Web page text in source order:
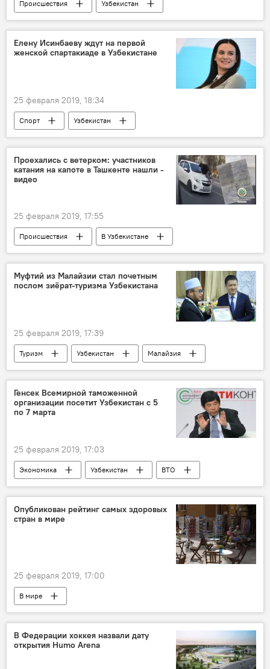
Происшествия
Узбекистан
Казахстан
Саратовская область
ДТП
гибель
Елену Исинбаеву ждут на первой
женской спартакиаде в Узбекистане
25 февраля 2019, 18:34
Спорт
Узбекистан
Национальный Олимпийский комитет Узбекистана
Проехались с ветерком: участников
катания на капоте в Ташкенте нашли -
видео
25 февраля 2019, 17:55
Происшествия В Узбекистане
Муфтий из Малайзии стал почетным
послом зиёрат-туризма Узбекистана
25 февраля 2019, 17:39
Туризм Узбекистан
Малайзия
Куала-Лумпур
Генсек Всемирной таможенной
организации посетит Узбекистан с 5
по 7 марта
25 февраля 2019, 17:03
Экономика Узбекистан
ВТО
Политика
Опубликован рейтинг самых здоровых
стран в мире
25 февраля 2019, 17:00
В мире
В Федерации хоккея назвали дату
открытия Humo Arena